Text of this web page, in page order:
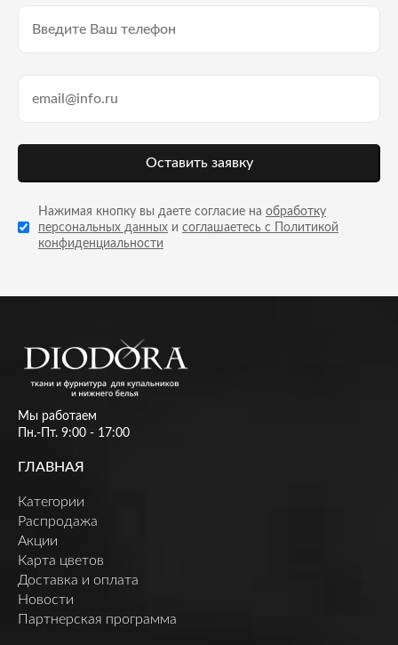
Оставить заявку
Нажимая кнопку вы даете согласие на обработку
персональных данных и соглашаетесь с Политикой
конфиденциальности
Мы работаем
Пн.-Пт. 9:00 - 17:00
ГЛАВНАЯ
Категории
Распродажа
Акции
Карта цветов
Доставка и оплата
Новости
Партнерская программа